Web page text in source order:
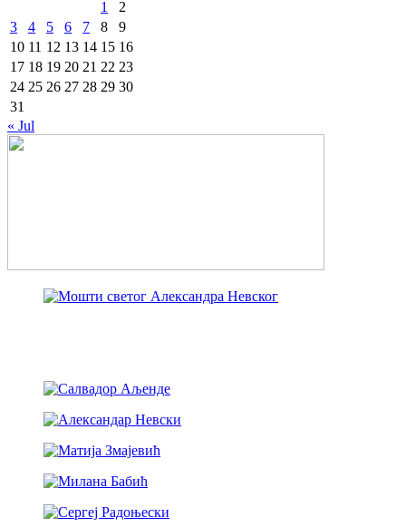
1
2
3
4 5 6 7 8
9
10 11 12 13 14 15 16
17 18 19 20 21 22 23
24 25 26 27 28 29 30
31
« Jul